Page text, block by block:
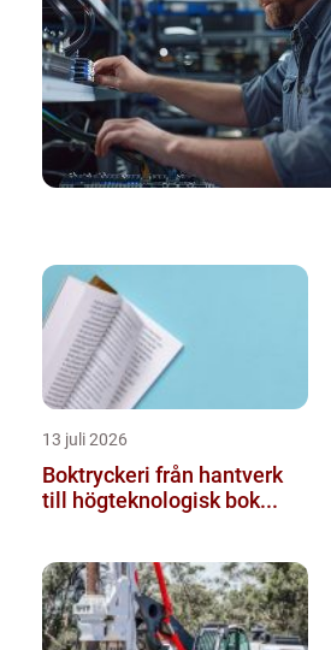
13 juli 2026
Boktryckeri från hantverk
till högteknologisk bok...